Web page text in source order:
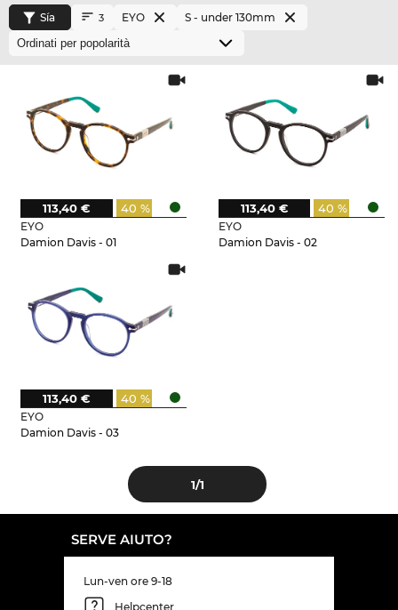
Sía 3 EYO S - under 130mm
EYO
Damion Davis - 01
40 %
113,40 €
EYO
Damion Davis - 02
40 %
113,40 €
EYO
Damion Davis - 03
40 %
113,40 €
1/1
SERVE AIUTO?
Lun-ven ore 9-18
Helpcenter